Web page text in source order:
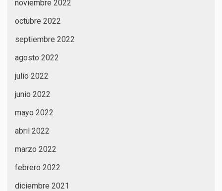
noviembre 2022
octubre 2022
septiembre 2022
agosto 2022
julio 2022
junio 2022
mayo 2022
abril 2022
marzo 2022
febrero 2022
diciembre 2021